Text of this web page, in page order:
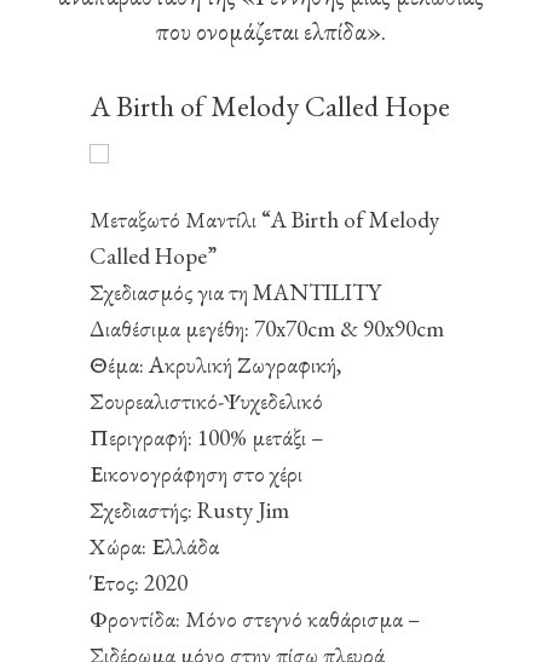
που ονομάζεται ελπίδα».
A Birth of Melody Called Hope
Μεταξωτό Μαντίλι “A Birth of Melody
Called Hope”
Σχεδιασμός για τη MANTILITY
Διαθέσιμα μεγέθη: 70x70cm & 90x90cm
Θέμα: Ακρυλική Ζωγραφική,
Σουρεαλιστικό-Ψυχεδελικό
Περιγραφή: 100% μετάξι –
Εικονογράφηση στο χέρι
Σχεδιαστής: Rusty Jim
Χώρα: Ελλάδα
Έτος: 2020
Φροντίδα: Μόνο στεγνό καθάρισμα –
Σιδέρωμα μόνο στην πίσω πλευρά